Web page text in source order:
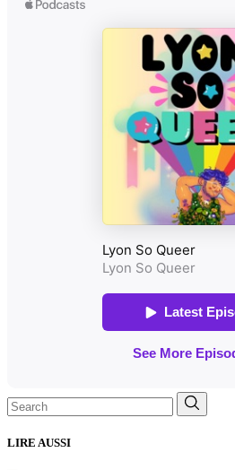
Search
for:
LIRE AUSSI